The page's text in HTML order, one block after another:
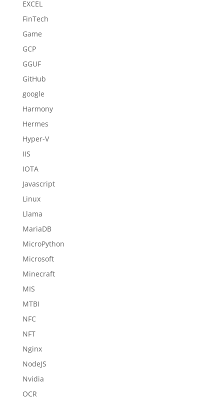
EXCEL
FinTech
Game
GCP
GGUF
GitHub
google
Harmony
Hermes
Hyper-V
IIS
IOTA
Javascript
Linux
Llama
MariaDB
MicroPython
Microsoft
Minecraft
MIS
MTBI
NFC
NFT
Nginx
NodeJS
Nvidia
OCR